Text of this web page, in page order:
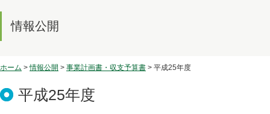
情報公開
ホーム >情報公開 > 事業計画書・収支予算書 > 平成25年度
平成25年度